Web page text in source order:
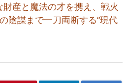
産と魔法の才を携え、戦火
陰謀まで一刀両断する“現代